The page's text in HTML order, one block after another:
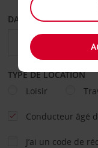
DATE DE DÉPART
TYPE DE LOCATION
Loisir
Conducteur âgé
J’ai un code de